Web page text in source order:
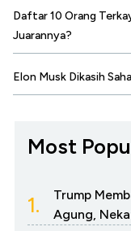
Daftar 10 Orang
Juarannya?
Elon Musk Dikasih
Most
1.
Trump
Agung,